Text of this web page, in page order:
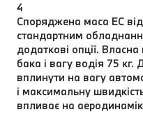
4
Споряджена маса EC
стандартним
додаткові опції.
бака і вагу водія 75
вплинути на вагу
і максимальну
впливає на